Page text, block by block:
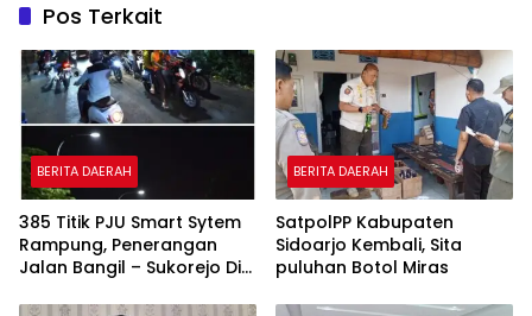
Pos Terkait
BERITA DAERAH
385 Titik PJU Smart Sytem
Rampung, Penerangan
Jalan Bangil – Sukorejo Di
BERITA DAERAH
SatpolPP Kabupaten
Sidoarjo Kembali, Sita
puluhan Botol Miras